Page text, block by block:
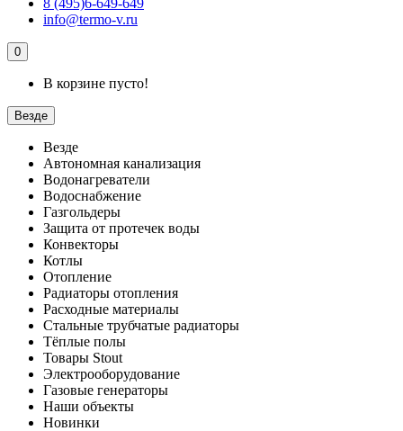
8 (495)6-649-649
info@termo-v.ru
0
В корзине пусто!
Везде
Везде
Автономная канализация
Водонагреватели
Водоснабжение
Газгольдеры
Защита от протечек воды
Конвекторы
Котлы
Отопление
Радиаторы отопления
Расходные материалы
Стальные трубчатые радиаторы
Тёплые полы
Товары Stout
Электрооборудование
Газовые генераторы
Наши объекты
Новинки